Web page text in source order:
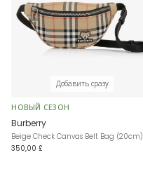
Добавить сразу
НОВЫЙ СЕЗОН
Burberry
Beige Check Canvas Belt Bag (20cm)
350,00 £